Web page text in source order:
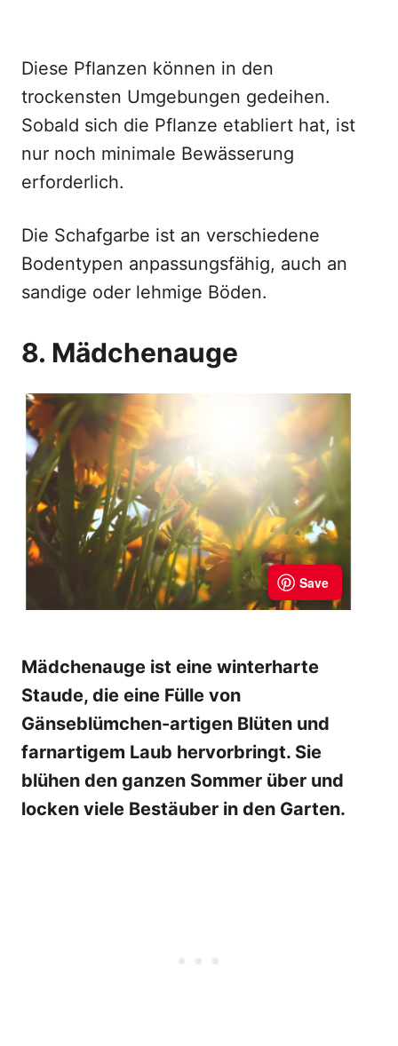
Diese Pflanzen können in den
trockensten Umgebungen gedeihen.
Sobald sich die Pflanze etabliert hat, ist
nur noch minimale Bewässerung
erforderlich.
Die Schafgarbe ist an verschiedene
Bodentypen anpassungsfähig, auch an
sandige oder lehmige Böden.
8. Mädchenauge
Mädchenauge ist eine winterharte
Staude, die eine Fülle von
Gänseblümchen-artigen Blüten und
farnartigem Laub hervorbringt. Sie
blühen den ganzen Sommer über und
locken viele Bestäuber in den Garten.